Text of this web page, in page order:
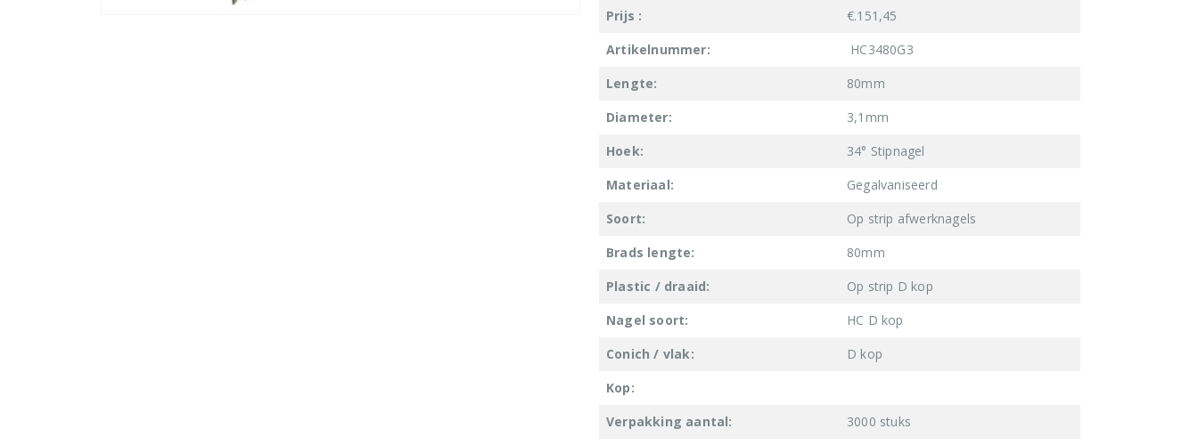
Prijs :
€.151,45
Artikelnummer:
HC3480G3
Lengte:
80mm
Diameter:
3,1mm
Hoek:
34° Stipnagel
Materiaal:
Gegalvaniseerd
Soort:
Op strip afwerknagels
Brads lengte:
80mm
Plastic / draaid:
Op strip D kop
Nagel soort:
HC D kop
Conich / vlak:
D kop
Kop:
Verpakking aantal:
3000 stuks